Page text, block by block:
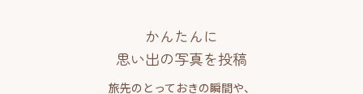
かんたんに
思い出の写真を投稿
旅先のとっておきの瞬間や、